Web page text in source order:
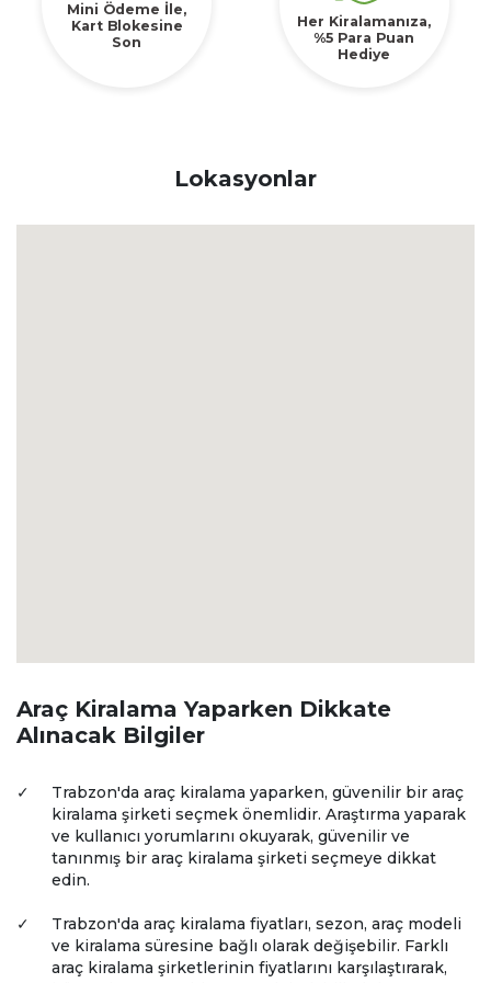
Mini Ödeme İle,
Kart Blokesine
Son
Her Kiralamanıza,
%5 Para Puan
Hediye
Lokasyonlar
Araç Kiralama Yaparken Dikkate
Alınacak Bilgiler
✓
Trabzon'da araç kiralama yaparken, güvenilir bir araç
kiralama şirketi seçmek önemlidir. Araştırma yaparak
ve kullanıcı yorumlarını okuyarak, güvenilir ve
tanınmış bir araç kiralama şirketi seçmeye dikkat
edin.
✓
Trabzon'da araç kiralama fiyatları, sezon, araç modeli
ve kiralama süresine bağlı olarak değişebilir. Farklı
araç kiralama şirketlerinin fiyatlarını karşılaştırarak,